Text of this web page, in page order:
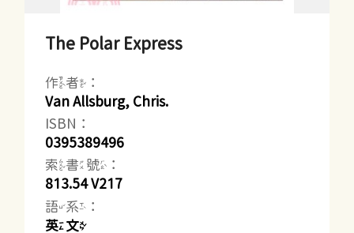
The Polar Express
作者：
Van Allsburg, Chris.
ISBN：
0395389496
索書號：
813.54 V217
語系：
英文